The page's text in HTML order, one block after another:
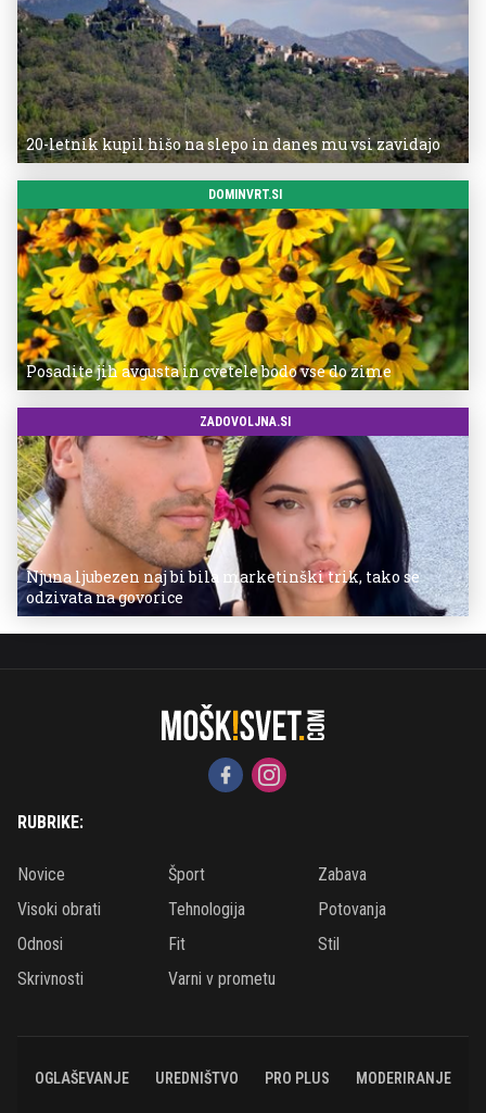
20-letnik kupil hišo na slepo in danes mu vsi zavidajo
DOMINVRT.SI
Posadite jih avgusta in cvetele bodo vse do zime
ZADOVOLJNA.SI
Njuna ljubezen naj bi bila marketinški trik, tako se
odzivata na govorice
RUBRIKE:
Novice Šport
Zabava
Visoki obrati
Tehnologija
Potovanja
Odnosi
Fit
Stil
Skrivnosti
Varni v prometu
OGLAŠEVANJE UREDNIŠTVO PRO PLUS MODERIRANJE